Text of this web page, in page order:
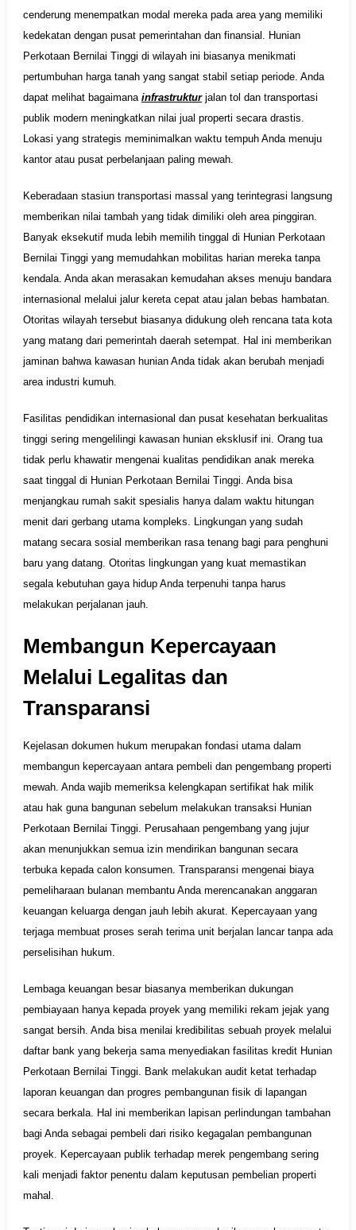
cenderung menempatkan modal mereka pada area yang memiliki
kedekatan dengan pusat pemerintahan dan finansial. Hunian
Perkotaan Bernilai Tinggi di wilayah ini biasanya menikmati
pertumbuhan harga tanah yang sangat stabil setiap periode. Anda
dapat melihat bagaimana infrastrukturjalan tol dan transportasi
publik modern meningkatkan nilai jual properti secara drastis.
Lokasi yang strategis meminimalkan waktu tempuh Anda menuju
kantor atau pusat perbelanjaan paling mewah.
Keberadaan stasiun transportasi massal yang terintegrasi langsung
memberikan nilai tambah yang tidak dimiliki oleh area pinggiran.
Banyak eksekutif muda lebih memilih tinggal di Hunian Perkotaan
Bernilai Tinggi yang memudahkan mobilitas harian mereka tanpa
kendala. Anda akan merasakan kemudahan akses menuju bandara
internasional melalui jalur kereta cepat atau jalan bebas hambatan.
Otoritas wilayah tersebut biasanya didukung oleh rencana tata kota
yang matang dari pemerintah daerah setempat. Hal ini memberikan
jaminan bahwa kawasan hunian Anda tidak akan berubah menjadi
area industri kumuh.
Fasilitas pendidikan internasional dan pusat kesehatan berkualitas
tinggi sering mengelilingi kawasan hunian eksklusif ini. Orang tua
tidak perlu khawatir mengenai kualitas pendidikan anak mereka
saat tinggal di Hunian Perkotaan Bernilai Tinggi. Anda bisa
menjangkau rumah sakit spesialis hanya dalam waktu hitungan
menit dari gerbang utama kompleks. Lingkungan yang sudah
matang secara sosial memberikan rasa tenang bagi para penghuni
baru yang datang. Otoritas lingkungan yang kuat memastikan
segala kebutuhan gaya hidup Anda terpenuhi tanpa harus
melakukan perjalanan jauh.
Membangun Kepercayaan
Melalui Legalitas dan
Transparansi
Kejelasan dokumen hukum merupakan fondasi utama dalam
membangun kepercayaan antara pembeli dan pengembang properti
mewah. Anda wajib memeriksa kelengkapan sertifikat hak milik
atau hak guna bangunan sebelum melakukan transaksi Hunian
Perkotaan Bernilai Tinggi. Perusahaan pengembang yang jujur
akan menunjukkan semua izin mendirikan bangunan secara
terbuka kepada calon konsumen. Transparansi mengenai biaya
pemeliharaan bulanan membantu Anda merencanakan anggaran
keuangan keluarga dengan jauh lebih akurat. Kepercayaan yang
terjaga membuat proses serah terima unit berjalan lancar tanpa ada
perselisihan hukum.
Lembaga keuangan besar biasanya memberikan dukungan
pembiayaan hanya kepada proyek yang memiliki rekam jejak yang
sangat bersih. Anda bisa menilai kredibilitas sebuah proyek melalui
daftar bank yang bekerja sama menyediakan fasilitas kredit Hunian
Perkotaan Bernilai Tinggi. Bank melakukan audit ketat terhadap
laporan keuangan dan progres pembangunan fisik di lapangan
secara berkala. Hal ini memberikan lapisan perlindungan tambahan
bagi Anda sebagai pembeli dari risiko kegagalan pembangunan
proyek. Kepercayaan publik terhadap merek pengembang sering
kali menjadi faktor penentu dalam keputusan pembelian properti
mahal.